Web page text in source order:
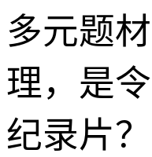
多元题
理，是
纪录片